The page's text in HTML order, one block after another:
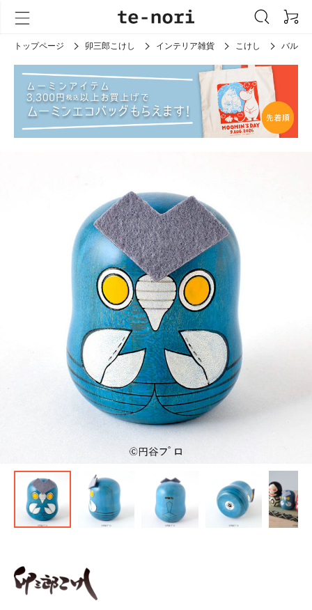
トップページ 卯三郎こけし インテリア雑貨 こけし バルタ